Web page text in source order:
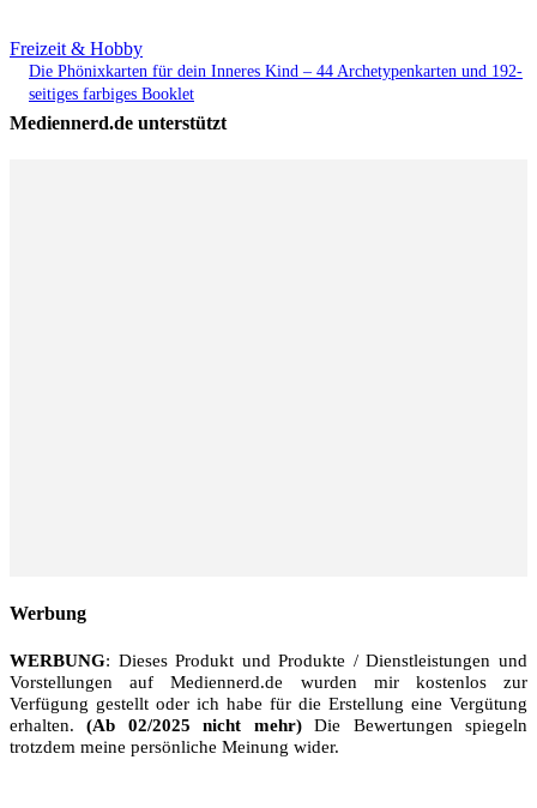
Freizeit & Hobby
Die Phönixkarten für dein Inneres Kind – 44 Archetypenkarten und 192-
seitiges farbiges Booklet
Mediennerd.de unterstützt
Werbung
WERBUNG: Dieses Produkt und Produkte / Dienstleistungen und
Vorstellungen auf Mediennerd.de wurden mir kostenlos zur
Verfügung gestellt oder ich habe für die Erstellung eine Vergütung
erhalten.(Ab 02/2025 nicht mehr)Die Bewertungen spiegeln
trotzdem meine persönliche Meinung wider.